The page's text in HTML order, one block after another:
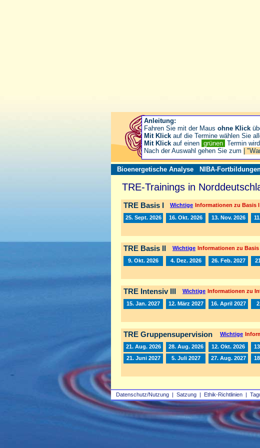
Datenschutz/Nutzung | Satzung | Ethik-Richtlinien |
Bioenergetische Analyse NIBA-
TRE-Trainings in
TRE Basis I Wichtige Informationen zu Basis I
25. Sept. 2026 16. Okt. 2026 13. Nov. 2026
TRE Basis II Wichtige Informationen zu Basis
9. Okt. 2026 4. Dez. 2026 26. Feb. 2027
TRE Intensiv III Wichtige Informationen zu
15. Jan. 2027 12. März 2027 16. April 2027
TRE Gruppensupervision Wichtige
21. Aug. 2026 28. Aug. 2026 12. Okt. 2026
21. Juni 2027
5. Juli 2027 27. Aug. 2027
Anleitung:
Fahren Sie mit der Maus ohne Klick
Mit Klick auf die Termine wählen Sie
Mit Klick auf einen grünen Termin
Nach der Auswahl gehen Sie zum
|